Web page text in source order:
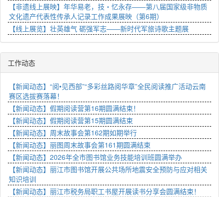
【非遗线上展映】年华易老，技・忆永存——第八届国家级非物质
文化遗产代表性传承人记录工作成果展映（第6期）
【线上展览】壮英雄气 砺强军志——新时代军旅诗歌主题展
工作动态
【新闻动态】“阅•见西部”“多彩丝路阅华章”全民阅读推广活动云南
赛区选拔赛落幕！
【新闻动态】假期阅读营第16期圆满结束！
【新闻动态】假期阅读营第15期圆满结束
【新闻动态】周末故事会第162期如期举行
【新闻动态】丽图周末故事会第161期圆满结束
【新闻动态】2026年全市图书馆业务技能培训班圆满举办
【新闻动态】丽江市图书馆开展公共场所地震安全预防与应对相关
知识培训
【新闻动态】丽江市税务局职工书屋开展读书分享会圆满结束！